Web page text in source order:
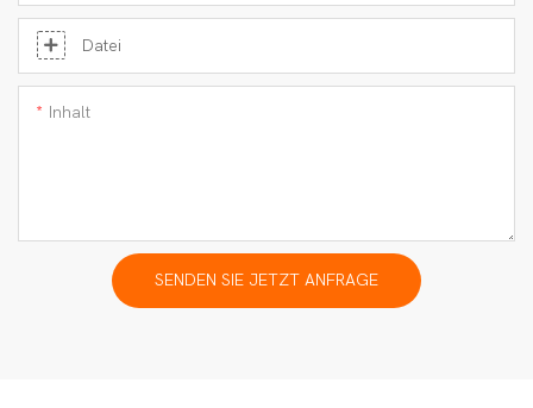
Datei
Inhalt
SENDEN SIE JETZT ANFRAGE